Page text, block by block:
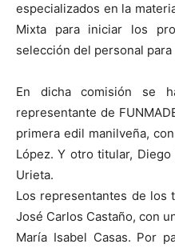
especializados en la
Mixta para iniciar los
selección del personal
En dicha comisión se
representante de
primera edil manilveña,
López. Y otro titular,
Urieta.
Los representantes de los
José Carlos Castaño, con
María Isabel Casas. Por